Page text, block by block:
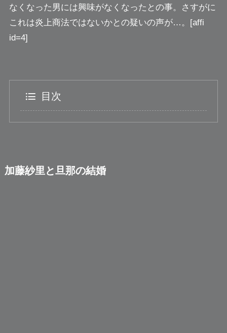
なくなった男には興味がなくなったとの事。さすがに
これは炎上商法ではないかとの疑いの声が…。[affi
id=4]
目次
加藤紗里と旦那の結婚